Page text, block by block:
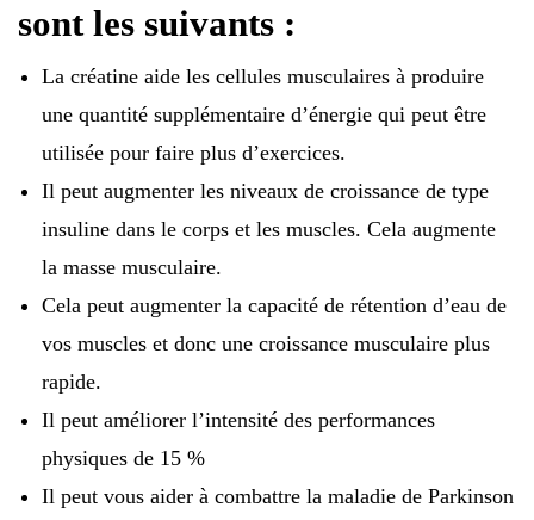
sont les suivants :
La créatine aide les cellules musculaires à produire
une quantité supplémentaire d’énergie qui peut être
utilisée pour faire plus d’exercices.
Il peut augmenter les niveaux de croissance de type
insuline dans le corps et les muscles. Cela augmente
la masse musculaire.
Cela peut augmenter la capacité de rétention d’eau de
vos muscles et donc une croissance musculaire plus
rapide.
Il peut améliorer l’intensité des performances
physiques de 15 %
Il peut vous aider à combattre la maladie de Parkinson